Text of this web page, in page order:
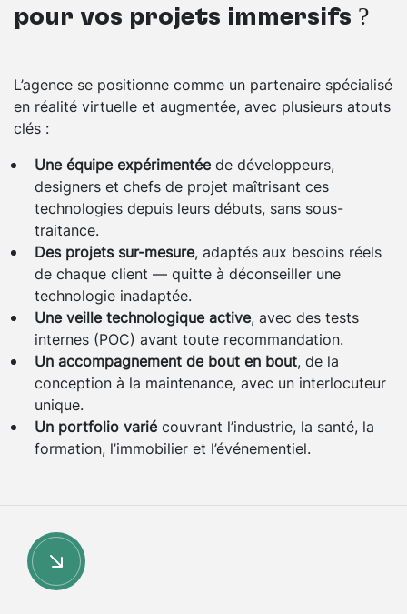
pour vos projets immersifs ?
L’agence se positionne comme un partenaire spécialisé
en réalité virtuelle et augmentée, avec plusieurs atouts
clés :
Une équipe expérimentéede développeurs,
designers et chefs de projet maîtrisant ces
technologies depuis leurs débuts, sans sous-
traitance.
Des projets sur-mesure, adaptés aux besoins réels
de chaque client — quitte à déconseiller une
technologie inadaptée.
Une veille technologique active, avec des tests
internes (POC) avant toute recommandation.
Un accompagnement de bout en bout, de la
conception à la maintenance, avec un interlocuteur
unique.
Un portfolio variécouvrant l’industrie, la santé, la
formation, l’immobilier et l’événementiel.